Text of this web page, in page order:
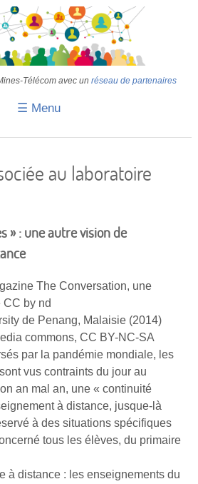
Télécom avec un réseau de partenaires
☰ Menu
Colloques
S’inscrire
Se connecter
au laboratoire
» : une autre vision de
The Conversation, une
by nd
de Penang, Malaisie (2014)
commons, CC BY-NC-SA
par la pandémie mondiale, les
vus contraints du jour au
an mal an, une « continuité
à distance, jusque-là
à des situations spécifiques
tous les élèves, du primaire
à distance : les enseignements du